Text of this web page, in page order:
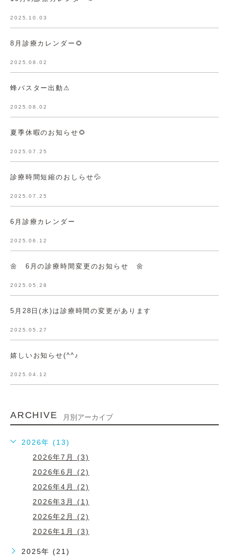
2025.10.03
8月診療カレンダー🌻
2025.08.02
蜂バスター出動⚠
2025.08.02
夏季休暇のお知らせ🌻
2025.07.25
診療時間短縮のおしらせ💦
2025.07.25
6月診療カレンダー
2025.06.12
🌼 6月の診療時間変更のお知らせ 🌼
2025.05.28
5月28日(水)は診療時間の変更があります
2025.05.27
嬉しいお知らせ(^^♪
2025.04.12
ARCHIVE 月別アーカイブ
2026年 (13)
2026年7月 (3)
2026年6月 (2)
2026年4月 (2)
2026年3月 (1)
2026年2月 (2)
2026年1月 (3)
2025年 (21)